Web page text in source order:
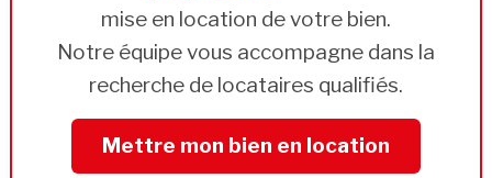
mise en location de votre bien.
Notre équipe vous accompagne dans la
recherche de locataires qualifiés.
Mettre mon bien en location